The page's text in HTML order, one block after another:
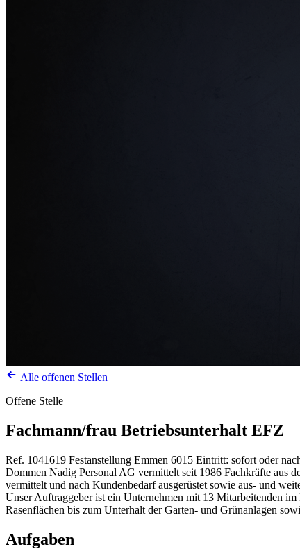
Alle offenen Stellen
Offene Stelle
Fachmann/frau Betriebsunterhalt EFZ
Ref. 1041619 Festanstellung Emmen 6015 Eintritt: sofort oder
Dommen Nadig Personal AG vermittelt seit 1986 Fachkräfte aus
vermittelt und nach Kundenbedarf ausgerüstet sowie aus- und
Unser Auftraggeber ist ein Unternehmen mit 13 Mitarbeitenden
Rasenflächen bis zum Unterhalt der Garten- und Grünanlagen
Aufgaben